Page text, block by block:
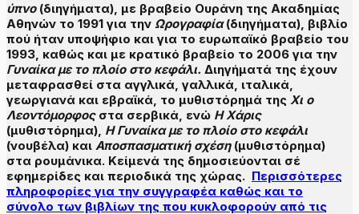
ύπνο (διηγήματα), με βραβείο Ουράνη της Ακαδημίας
Αθηνών το 1991 για την Ωρογραφία(διηγήματα), βιβλίο
πού ήταν υποψήφιο και για το ευρωπαϊκό βραβείο του
1993, καθώς και με κρατικό βραβείο το 2006 για την
Γυναίκα με το πλοίο στο κεφάλι. Διηγήματά της έχουν
μεταφρασθεί στα αγγλικά, γαλλικά, ιταλικά,
γεωργιανά και εβραϊκά, το μυθιστόρημά της Χι ο
Λεοντόμορφος στα σερβικά, ενώ Η Χάρις
(μυθιστόρημα), Η Γυναίκα με το πλοίο στο κεφάλι
(νουβέλα) και Αποσπασματική σχέση (μυθιστόρημα)
στα ρουμάνικα. Κείμενά της δημοσιεύονται σέ
εφημερίδες και περιοδικά της χώρας. Περισσότερες
πληροφορίες για την συγγραφέα καθώς και το
σύνολο των βιβλίων της που κυκλοφορούν από τις